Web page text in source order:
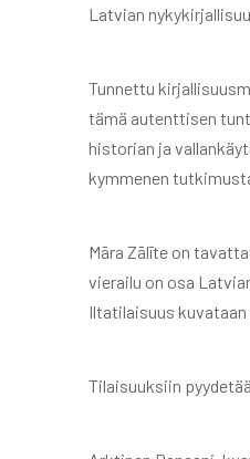
Latvian
Tunnettu
tämä autenttisen
historian ja
kymmenen
Māra Zālīte on
vierailu on osa
Iltatilaisuus
Tilaisuuksiin